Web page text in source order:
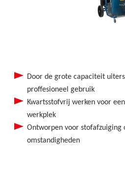
Door de grote capaciteit
proffesioneel gebruik
Kwartsstofvrij werken voor
werkplek
Ontworpen voor stofafzuiging
omstandigheden